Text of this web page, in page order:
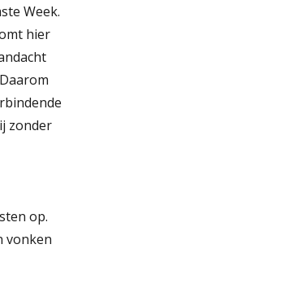
Week.
hier
zonder
op.
vonken